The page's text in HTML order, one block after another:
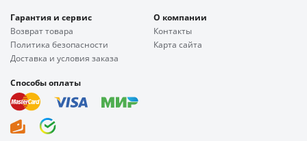
Гарантия и сервис
Возврат товара
Политика безопасности
Доставка и условия заказа
О компании
Контакты
Карта сайта
Способы оплаты